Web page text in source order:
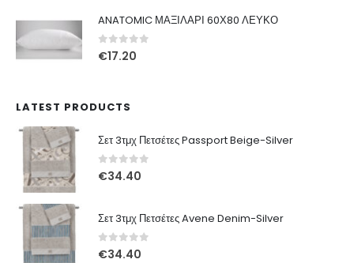
ANATOMIC ΜΑΞΙΛΑΡΙ 60Χ80 ΛΕΥΚΟ
0out of 5
€17.20
LATEST PRODUCTS
Σετ 3τμχ Πετσέτες Passport Beige-Silver
0out of 5
€34.40
Σετ 3τμχ Πετσέτες Avene Denim-Silver
0out of 5
€34.40